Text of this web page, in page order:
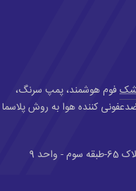
فوم هوشمند، پمپ سرنگ،
کننده هوا به روش پلاسما
9